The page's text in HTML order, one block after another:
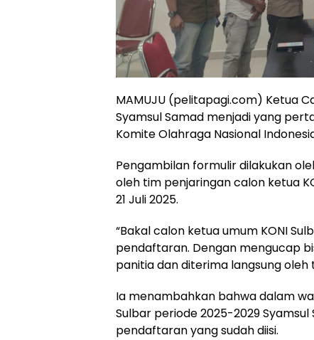
MAMUJU (pelitapagi.com) Ketua
Syamsul Samad menjadi yang
Komite Olahraga Nasional
Pengambilan formulir dilakukan
oleh tim penjaringan calon ketua
21 Juli 2025.
“Bakal calon ketua umum KONI
pendaftaran. Dengan mengucap
panitia dan diterima langsung
Ia menambahkan bahwa dalam
Sulbar periode 2025-2029
pendaftaran yang sudah diisi.